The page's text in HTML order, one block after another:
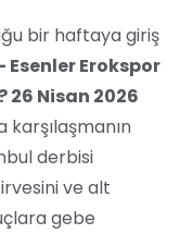
bir haftaya giriş
Esenler Erokspor
Nisan 2026
karşılaşmanın
derbisi
ve alt
gebe